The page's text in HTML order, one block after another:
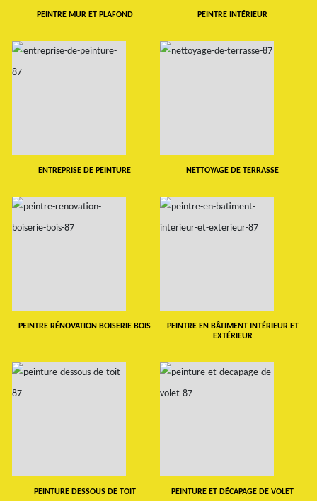
PEINTRE MUR ET PLAFOND PEINTRE INTÉRIEUR
ENTREPRISE DE PEINTURE NETTOYAGE DE TERRASSE
PEINTRE RÉNOVATION BOISERIE BOIS
PEINTRE EN BÂTIMENT INTÉRIEUR ET
EXTÉRIEUR
PEINTURE DESSOUS DE TOIT PEINTURE ET DÉCAPAGE DE VOLET